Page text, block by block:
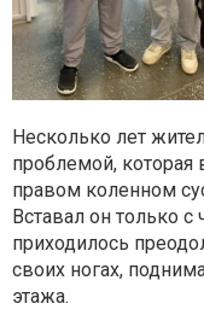
Несколько лет
проблемой,
правом коленном
Вставал он только с
приходилось
своих ногах,
этажа.